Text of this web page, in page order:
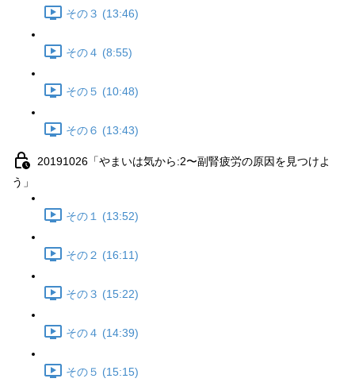
その３ (13:46)
その４ (8:55)
その５ (10:48)
その６ (13:43)
20191026「やまいは気から:2〜副腎疲労の原因を見つけよ
う」
その１ (13:52)
その２ (16:11)
その３ (15:22)
その４ (14:39)
その５ (15:15)